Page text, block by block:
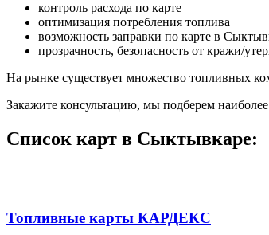
контроль расхода по карте
оптимизация потребления топлива
возможность заправки по карте в
прозрачность, безопасность от кражи/
На рынке существует множество топливных
Закажите консультацию, мы подберем
Список карт в Сыктывкаре:
Топливные карты КАРДЕКС